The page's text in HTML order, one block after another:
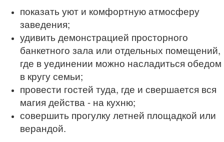
показать уют и комфортную атмосферу
заведения;
удивить демонстрацией просторного
банкетного зала или отдельных помещений,
где в уединении можно насладиться обедом
в кругу семьи;
провести гостей туда, где и свершается вся
магия действа - на кухню;
совершить прогулку летней площадкой или
верандой.